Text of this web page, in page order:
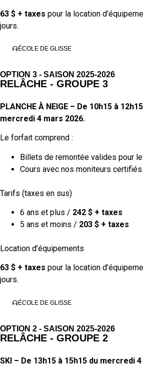
63 $ + taxes pour la location
jours.
ÉCOLE DE GLISSE
OPTION 3 - SAISON 2025-2026
RELÂCHE - GROUPE 3
PLANCHE À NEIGE – De 10h15 à
mercredi 4 mars 2026.
Le forfait comprend :
Billets de remontée valides pour
Cours avec nos moniteurs certifiés.
Tarifs (taxes en sus)
6 ans et plus / 242 $ + taxes
5 ans et moins / 203 $ + taxes
Location d’équipements
63 $ + taxes pour la location
jours.
ÉCOLE DE GLISSE
OPTION 2 - SAISON 2025-2026
RELÂCHE - GROUPE 2
SKI – De 13h15 à 15h15 du mercredi